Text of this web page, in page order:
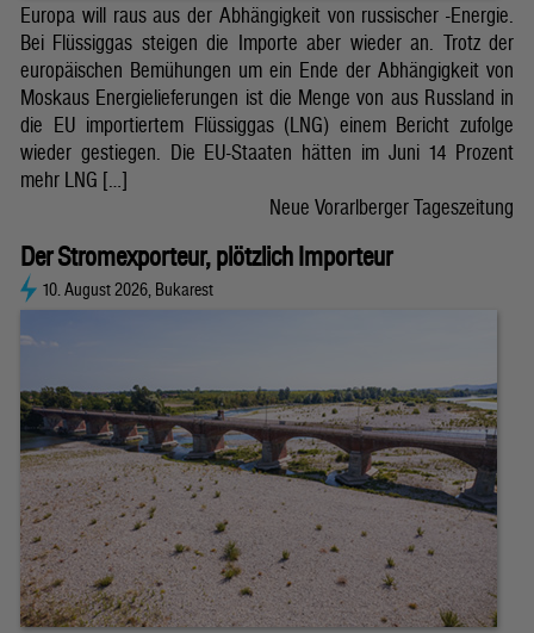
Europa will raus aus der Abhängigkeit von russischer -Energie.
Bei Flüssiggas steigen die Importe aber wieder an. Trotz der
europäischen Bemühungen um ein Ende der Abhängigkeit von
Moskaus Energielieferungen ist die Menge von aus Russland in
die EU importiertem Flüssiggas (LNG) einem Bericht zufolge
wieder gestiegen. Die EU-Staaten hätten im Juni 14 Prozent
mehr LNG […]
Neue Vorarlberger Tageszeitung
Der Stromexporteur, plötzlich Importeur
10. August 2026, Bukarest